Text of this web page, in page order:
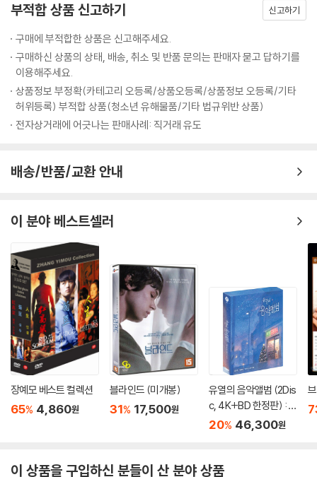
부적합 상품 신고하기 신고하기
구매에 부적합한 상품은 신고해주세요.
구매하신 상품의 상태, 배송, 취소 및 반품 문의는 판매자 묻고 답하기를
이용해주세요.
상품정보 부정확(카테고리 오등록/상품오등록/상품정보 오등록/기타
허위등록) 부적합 상품(청소년 유해물품/기타 법규위반 상품)
전자상거래에 어긋나는 판매사례: 직거래 유도
배송/반품/교환 안내
이 분야 베스트셀러
장예모 베스트 컬렉션
65% 4,860원
블라인드 (미개봉)
31% 17,500원
유열의 음악앨범 (2Dis
c, 4K+BD 한정판) : 블
루레이
20% 46,300원
이 상품을 구입하신 분들이 산 분야 상품